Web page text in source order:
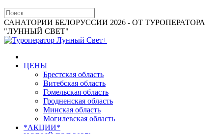
САНАТОРИИ БЕЛОРУССИИ 2026 - ОТ ТУРОПЕРАТОРА
"ЛУННЫЙ СВЕТ"
ЦЕНЫ
Брестская область
Витебская область
Гомельская область
Гродненская область
Минская область
Могилевская область
*АКЦИИ*